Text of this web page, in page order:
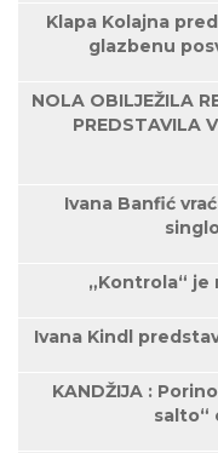
Klapa Kolajna
glazbenu
NOLA OBILJEŽILA
PREDSTAVILA
Ivana Banfić
„Kontrola“ je
Ivana Kindl
KANDŽIJA :
salto“